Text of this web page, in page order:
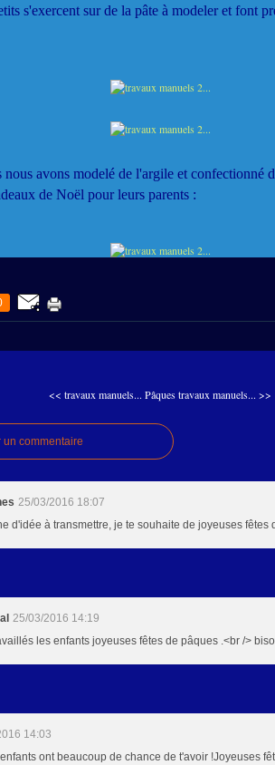
s'exercent sur de la pâte à modeler et font
nous avons modelé de l'argile et confectionné
de Noël pour leurs parents :
<< travaux manuels... Pâquestravaux manuels... >>
un commentaire
25/03/2016 18:07
d'idée à transmettre, je te souhaite de joyeuses fêtes
25/03/2016 14:19
les enfants joyeuses fêtes de pâques .<br />
14:03
ont beaucoup de chance de t'avoir !Joyeuses